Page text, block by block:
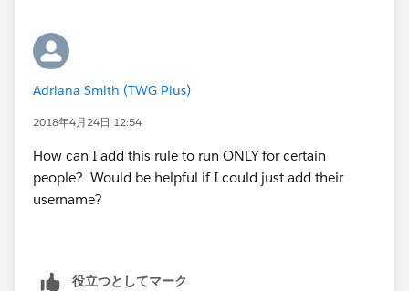
"UserC@your.org", 1,
0) = 1
)
Adriana Smith (TWG Plus)
2018年4月24日 12:54
How can I add this rule to run ONLY for certain
people? Would be helpful if I could just add their
username?
役立つとしてマーク